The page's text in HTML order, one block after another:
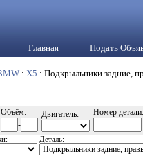
Главная Подать
: X5 : Подкрыльники задние,
Объём:
-
Двигатель: Номер детали:
Деталь: